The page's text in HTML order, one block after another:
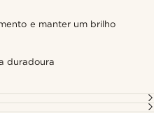
e manter um brilho
duradoura